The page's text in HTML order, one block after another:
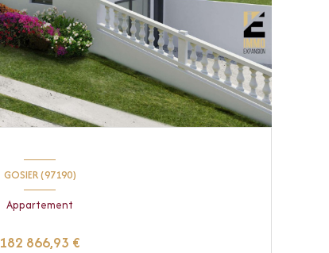
GOSIER (97190)
Appartement
182 866,93 €